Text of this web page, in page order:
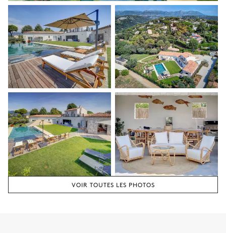
VOIR TOUTES LES PHOTOS